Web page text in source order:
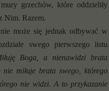
grzechów, które oddzieliły
Nim. Razem.
może się jednak odbywać w
swego pierwszego listu
Boga, a nienawidzi brata
miłuje brata swego, którego
nie widzi. A to przykazanie